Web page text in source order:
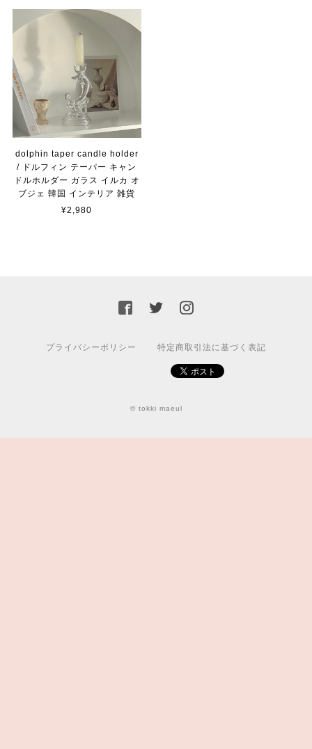
dolphin taper candle holder
/ ドルフィン テーパー キャン
ドルホルダー ガラス イルカ オ
ブジェ 韓国 インテリア 雑貨
¥2,980
プライバシーポリシー 特定商取引法に基づく表記
© tokki maeul